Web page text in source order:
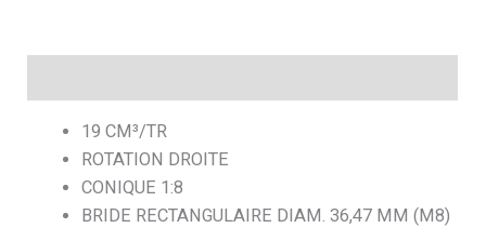
19 CM³/TR
ROTATION DROITE
CONIQUE 1:8
BRIDE RECTANGULAIRE DIAM. 36,47 MM (M8)